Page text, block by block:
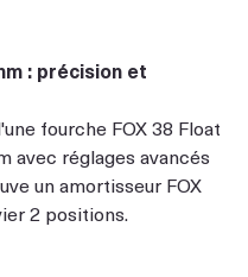
: précision et
fourche FOX 38 Float
avec réglages avancés
un amortisseur FOX
2 positions.